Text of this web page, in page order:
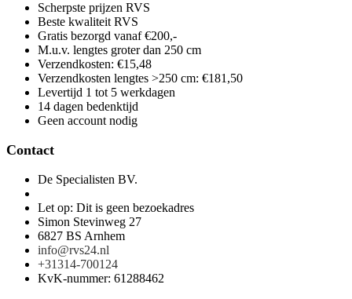
Scherpste prijzen RVS
Beste kwaliteit RVS
Gratis bezorgd vanaf €200,-
M.u.v. lengtes groter dan 250 cm
Verzendkosten: €15,48
Verzendkosten lengtes >250 cm: €181,50
Levertijd 1 tot 5 werkdagen
14 dagen bedenktijd
Geen account nodig
Contact
De Specialisten BV.
Let op: Dit is geen bezoekadres
Simon Stevinweg 27
6827 BS Arnhem
info@rvs24.nl
+31314-700124
KvK-nummer: 61288462